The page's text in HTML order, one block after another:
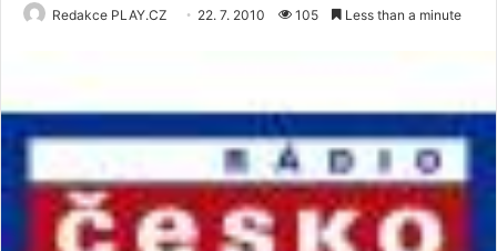
Redakce PLAY.CZ 22. 7. 2010 105 Less than a minute